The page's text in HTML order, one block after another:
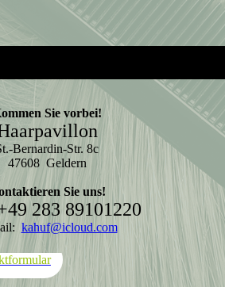
Sie vorbei!
Bernardin-Str. 8c
47608 Geldern
Sie uns!
283 89101220
kahuf@icloud.com